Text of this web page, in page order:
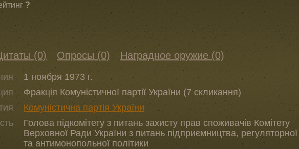
?
(0) Опросы (0) Наградное оружие (0)
1 ноября 1973 г.
Фракція Комуністичної партії України (7 скликання)
Комуністична партія України
Голова підкомітету з питань захисту прав споживачів Комітету
Верховної Ради України з питань підприємництва, регуляторної
та антимонопольної політики